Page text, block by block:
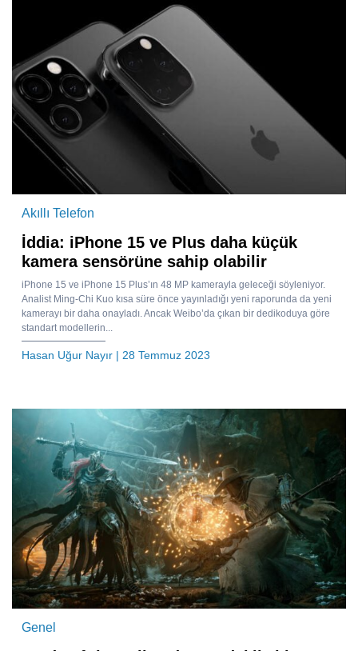
Akıllı Telefon
İddia: iPhone 15 ve Plus daha küçük
kamera sensörüne sahip olabilir
iPhone 15 ve iPhone 15 Plus’ın 48 MP kamerayla geleceği söyleniyor.
Analist Ming-Chi Kuo kısa süre önce yayınladığı yeni raporunda da yeni
kamerayı bir daha onayladı. Ancak Weibo’da çıkan bir dedikoduya göre
standart modellerin...
Hasan Uğur Nayır | 28 Temmuz 2023
Genel